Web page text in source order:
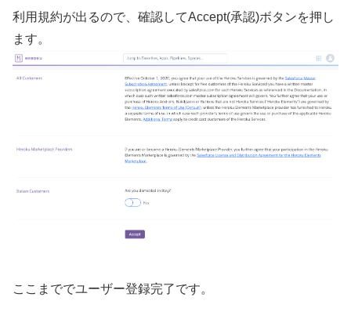
利用規約が出るので、確認してAccept(承認)ボタンを押し
ます。
ここまででユーザー登録完了です。